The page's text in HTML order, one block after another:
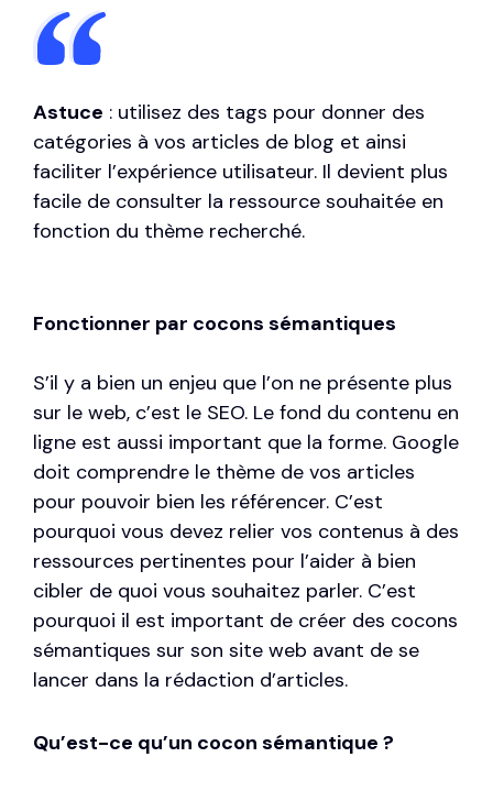
Astuce : utilisez des tags pour donner des
catégories à vos articles de blog et ainsi
faciliter l’expérience utilisateur. Il devient plus
facile de consulter la ressource souhaitée en
fonction du thème recherché.
Fonctionner par cocons sémantiques
S’il y a bien un enjeu que l’on ne présente plus
sur le web, c’est le SEO. Le fond du contenu en
ligne est aussi important que la forme. Google
doit comprendre le thème de vos articles
pour pouvoir bien les référencer. C’est
pourquoi vous devez relier vos contenus à des
ressources pertinentes pour l’aider à bien
cibler de quoi vous souhaitez parler. C’est
pourquoi il est important de créer des cocons
sémantiques sur son site web avant de se
lancer dans la rédaction d’articles.
Qu’est-ce qu’un cocon sémantique ?